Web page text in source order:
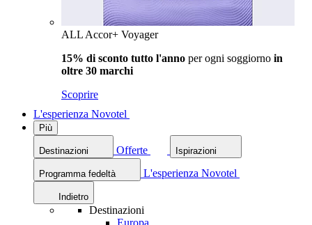
ALL Accor+ Voyager
15% di sconto tutto l'anno per ogni soggiorno in
oltre 30 marchi
Scoprire
L'esperienza Novotel
Più
Destinazioni Offerte Ispirazioni
Programma fedeltà L'esperienza Novotel
Indietro
Destinazioni
Europa